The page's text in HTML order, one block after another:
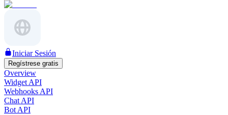
Iniciar Sesión
Regístrese gratis
Overview
Widget API
Webhooks API
Chat API
Bot API